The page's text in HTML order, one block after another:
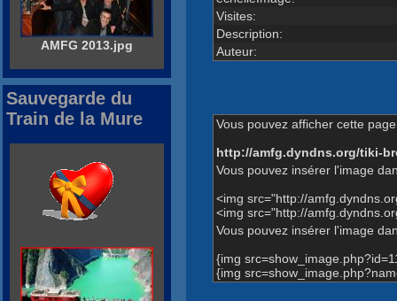
Visites:
Description:
Auteur:
Vous pouvez afficher cette
http://amfg.dyndns.org/tiki-
Vous pouvez insérer l'image
<img src="http://
<img src="http://
Vous pouvez insérer l'image
{img
{img
AMFG 2013.jpg
Sauvegarde du
Train de la Mure